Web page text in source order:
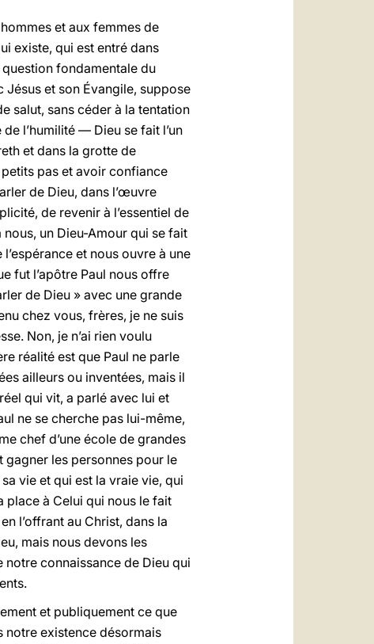
et aux femmes de
existe, qui est entré dans
question fondamentale du
et son Évangile, suppose
salut, sans céder à la tentation
l’humilité — Dieu se fait l’un
et dans la grotte de
pas et avoir confiance
de Dieu, dans l’œuvre
de revenir à l’essentiel de
nous, un Dieu-Amour qui se fait
et nous ouvre à une
fut l’apôtre Paul nous offre
de Dieu » avec une grande
chez vous, frères, je ne suis
Non, je n’ai rien voulu
réalité est que Paul ne parle
ailleurs ou inventées, mais il
qui vit, a parlé avec lui et
ne se cherche pas lui-même,
chef d’une école de grandes
gagner les personnes pour le
vie et qui est la vraie vie, qui
place à Celui qui nous le fait
l’offrant au Christ, dans la
mais nous devons les
notre connaissance de Dieu qui
et publiquement ce que
notre existence désormais